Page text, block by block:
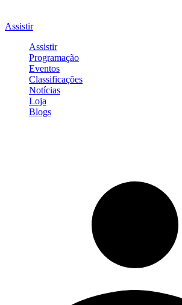
Assistir
Assistir
Programação
Eventos
Classificações
Notícias
Loja
Blogs